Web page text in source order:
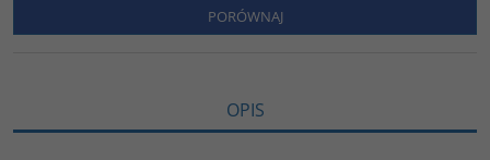
k
n
k
l
s
PORÓWNAJ
OPIS